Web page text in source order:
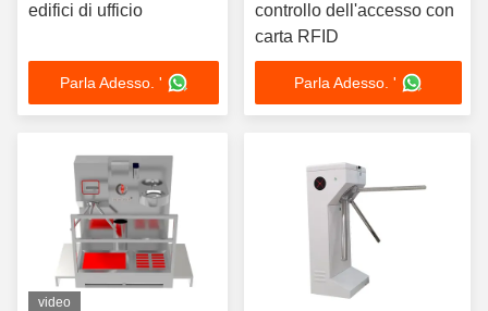
edifici di ufficio
Parla Adesso. '
controllo dell'accesso con
carta RFID
Parla Adesso. '
video